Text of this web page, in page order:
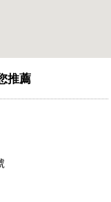
推薦